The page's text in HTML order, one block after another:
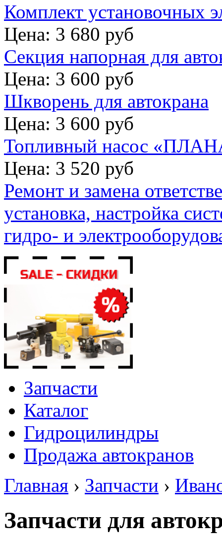
Комплект установочных
Цена: 3 680 руб
Секция напорная для
Цена: 3 600 руб
Шкворень для автокрана
Цена: 3 600 руб
Топливный насос
Цена: 3 520 руб
Ремонт и замена
установка, настройка
гидро- и
Запчасти
Каталог
Гидроцилиндры
Продажа автокранов
Главная › Запчасти ›
Запчасти для